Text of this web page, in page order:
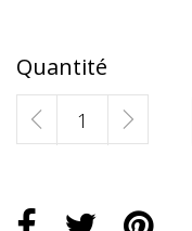
Quantité